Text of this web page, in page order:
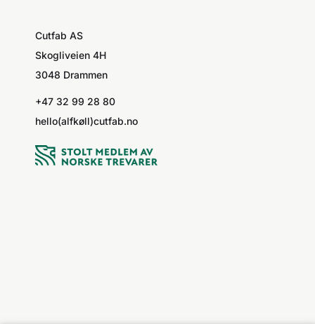
Cutfab AS
Skogliveien 4H
3048 Drammen
+47 32 99 28 80
hello(alfkøll)cutfab.no